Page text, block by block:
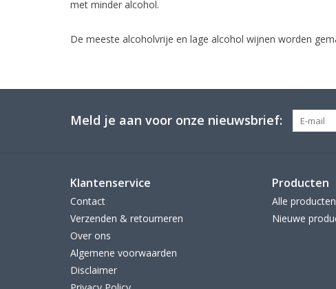
met minder alcohol.
De meeste alcoholvrije en lage alcohol wijnen worden
Meld je aan voor onze nieuwsbrief:
Klantenservice
Contact
Verzenden & retourneren
Over ons
Algemene voorwaarden
Disclaimer
Producten
Alle producten
Nieuwe